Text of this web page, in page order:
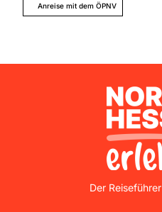
Anreise mit dem ÖPNV
Nordhessen Erleben
Der